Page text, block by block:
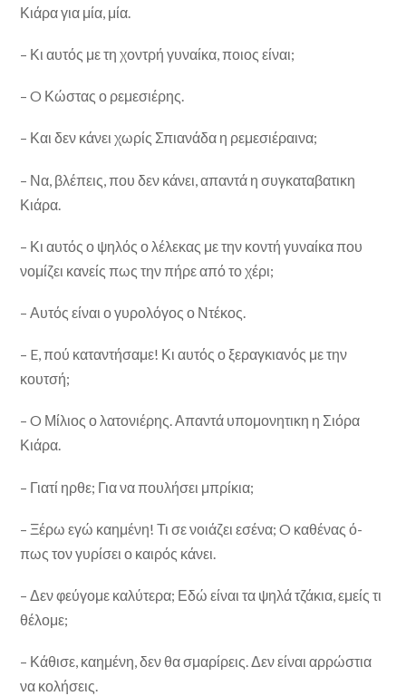
Κιάρα για μία, μία.
– Κι αυτός με τη χοντρή γυναίκα, ποιος είναι;
– O Κώστας ο ρεμεσιέρης.
– Και δεν κάνει χωρίς Σπιανάδα η ρεμεσιέραινα;
– Να, βλέπεις, που δεν κάνει, απαντά η συγκαταβατικη
Κιάρα.
– Κι αυτός ο ψηλός ο λέλεκας με την κοντή γυναίκα που
νομίζει κανείς πως την πήρε από το χέρι;
– Αυτός είναι ο γυρολόγος ο Ντέκος.
– E, πού καταντήσαμε! Κι αυτός ο ξεραγκιανός με την
κουτσή;
– O Μίλιος ο λατονιέρης. Απαντά υπομονητικη η Σιόρα
Κιάρα.
– Γιατί ηρθε; Για να πουλήσει μπρίκια;
– Ξέρω εγώ καημένη! Τι σε νοιάζει εσένα; O καθένας ό­
πως τον γυρίσει ο καιρός κάνει.
– Δεν φεύγομε καλύτερα; Εδώ είναι τα ψηλά τζάκια, ε­μείς τι
θέλομε;
– Κάθισε, καημένη, δεν θα σμαρίρεις. Δεν είναι αρρώ­στια
να κολήσεις.